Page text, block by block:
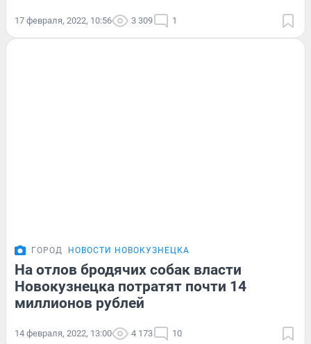
17 февраля, 2022, 10:56 3 309 1
ГОРОД НОВОСТИ НОВОКУЗНЕЦКА
На отлов бродячих собак власти
Новокузнецка потратят почти 14
миллионов рублей
14 февраля, 2022, 13:00 4 173 10